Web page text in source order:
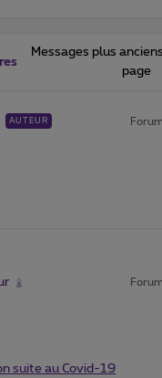
Messages plus
page
AUTEUR
suite au Covid-19